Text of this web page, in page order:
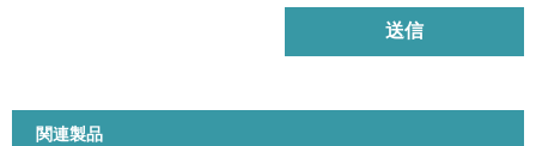
送信
関連製品